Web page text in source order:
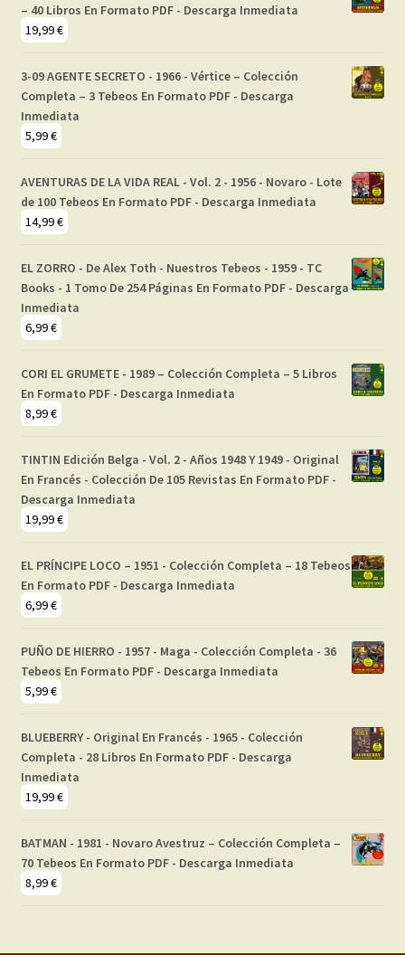
– 40 Libros En Formato PDF - Descarga Inmediata
19,99€
3-09 AGENTE SECRETO - 1966 - Vértice – Colección
Completa – 3 Tebeos En Formato PDF - Descarga
Inmediata
5,99€
AVENTURAS DE LA VIDA REAL - Vol. 2 - 1956 - Novaro - Lote
de 100 Tebeos En Formato PDF - Descarga Inmediata
14,99€
EL ZORRO - De Alex Toth - Nuestros Tebeos - 1959 - TC
Books - 1 Tomo De 254 Páginas En Formato PDF - Descarga
Inmediata
6,99€
CORI EL GRUMETE - 1989 – Colección Completa – 5 Libros
En Formato PDF - Descarga Inmediata
8,99€
TINTIN Edición Belga - Vol. 2 - Años 1948 Y 1949 - Original
En Francés - Colección De 105 Revistas En Formato PDF -
Descarga Inmediata
19,99€
EL PRÍNCIPE LOCO – 1951 - Colección Completa – 18 Tebeos
En Formato PDF - Descarga Inmediata
6,99€
PUÑO DE HIERRO - 1957 - Maga - Colección Completa - 36
Tebeos En Formato PDF - Descarga Inmediata
5,99€
BLUEBERRY - Original En Francés - 1965 - Colección
Completa - 28 Libros En Formato PDF - Descarga
Inmediata
19,99€
BATMAN - 1981 - Novaro Avestruz – Colección Completa –
70 Tebeos En Formato PDF - Descarga Inmediata
8,99€